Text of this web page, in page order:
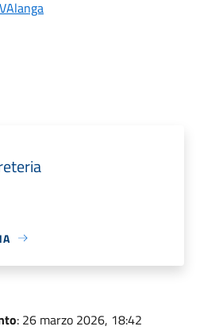
: 26 marzo 2026, 18:42